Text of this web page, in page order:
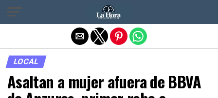
LOCAL
Asaltan a mujer afuera de BBVA
Salir de la versión móvil